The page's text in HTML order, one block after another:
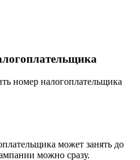
номер налогоплательщика
может занять до
можно сразу.